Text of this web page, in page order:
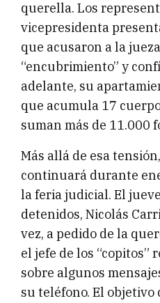
querella. Los
vicepresidenta
que acusaron a la
“encubrimiento” y
adelante, su
que acumula 17
suman más de 11.000
Más allá de esa
continuará durante
la feria judicial. El
detenidos, Nicolás
vez, a pedido de la
el jefe de los “copitos”
sobre algunos
su teléfono. El